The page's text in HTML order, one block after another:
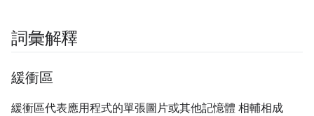
詞彙解釋
緩衝區
緩衝區代表應用程式的單張圖片或其他記憶體 相輔相成